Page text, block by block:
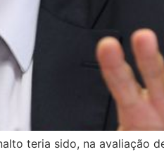
teria sido, na avaliação